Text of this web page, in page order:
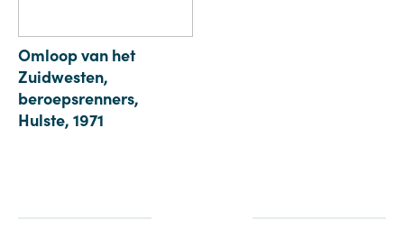
Omloop van het
Zuidwesten,
beroepsrenners,
Hulste, 1971